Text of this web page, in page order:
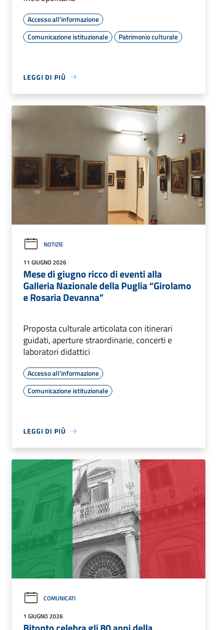
Accesso all'informazione
Comunicazione istituzionale
Patrimonio culturale
LEGGI DI PIÙ
NOTIZIE
11 GIUGNO 2026
Mese di giugno ricco di eventi alla
Galleria Nazionale della Puglia “Girolamo
e Rosaria Devanna”
Proposta culturale articolata con itinerari
guidati, aperture straordinarie, concerti e
laboratori didattici
Accesso all'informazione
Comunicazione istituzionale
LEGGI DI PIÙ
COMUNICATI
1 GIUGNO 2026